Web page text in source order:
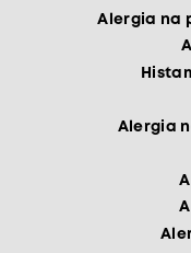
Alergia na
Alergia